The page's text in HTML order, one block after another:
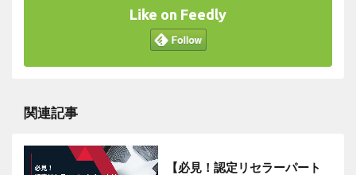
Like on Feedly
関連記事
【必見！認定リセラーパート